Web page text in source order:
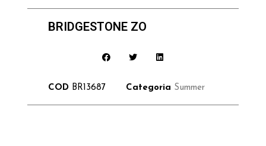
BRIDGESTONE ZO
COD BR13687 Categoria Summer